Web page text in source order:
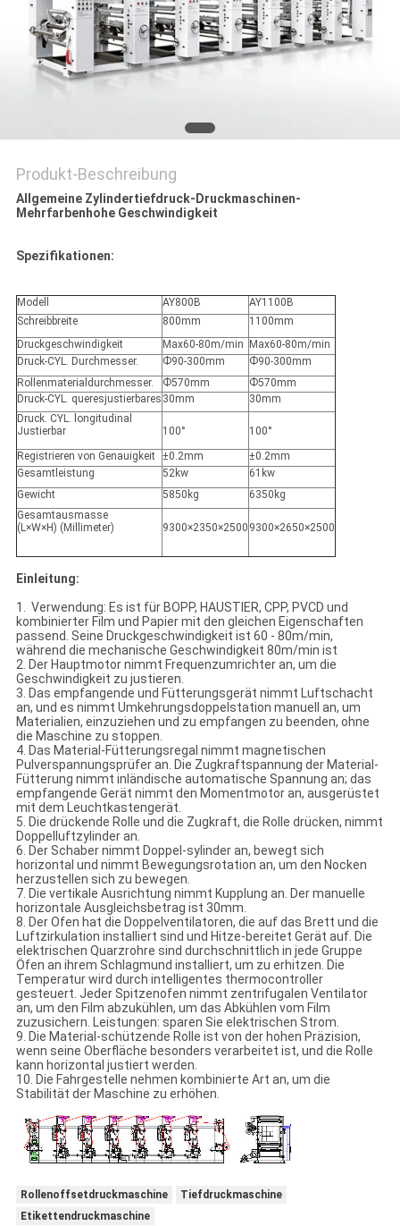
Produkt-Beschreibung
Allgemeine Zylindertiefdruck-Druckmaschinen-
Mehrfarbenhohe Geschwindigkeit
Spezifikationen:
Modell AY800B
AY1100B
Schreibbreite
800mm
1100mm
Druckgeschwindigkeit
Max60-80m/min
Max60-80m/min
Druck-CYL. Durchmesser.
Ф90-300mm
Ф90-300mm
Rollenmaterialdurchmesser.
Ф570mm
Ф570mm
Druck-CYL. queresjustierbares 30mm
30mm
Druck. CYL. longitudinal
Justierbar
100°
100°
Registrieren von Genauigkeit ±0.2mm
±0.2mm
Gesamtleistung
52kw
61kw
Gewicht
5850kg
6350kg
Gesamtausmasse
(L×W×H) (Millimeter)
9300×2350×2500 9300×2650×2500
Einleitung:
1. Verwendung: Es ist für BOPP, HAUSTIER, CPP, PVCD und
kombinierter Film und Papier mit den gleichen Eigenschaften
passend. Seine Druckgeschwindigkeit ist 60 - 80m/min,
während die mechanische Geschwindigkeit 80m/min ist
2. Der Hauptmotor nimmt Frequenzumrichter an, um die
Geschwindigkeit zu justieren.
3. Das empfangende und Fütterungsgerät nimmt Luftschacht
an, und es nimmt Umkehrungsdoppelstation manuell an, um
Materialien, einzuziehen und zu empfangen zu beenden, ohne
die Maschine zu stoppen.
4. Das Material-Fütterungsregal nimmt magnetischen
Pulverspannungsprüfer an. Die Zugkraftspannung der Material-
Fütterung nimmt inländische automatische Spannung an; das
empfangende Gerät nimmt den Momentmotor an, ausgerüstet
mit dem Leuchtkastengerät.
5. Die drückende Rolle und die Zugkraft, die Rolle drücken, nimmt
Doppelluftzylinder an.
6. Der Schaber nimmt Doppel-sylinder an, bewegt sich
horizontal und nimmt Bewegungsrotation an, um den Nocken
herzustellen sich zu bewegen.
7. Die vertikale Ausrichtung nimmt Kupplung an. Der manuelle
horizontale Ausgleichsbetrag ist 30mm.
8. Der Ofen hat die Doppelventilatoren, die auf das Brett und die
Luftzirkulation installiert sind und Hitze-bereitet Gerät auf. Die
elektrischen Quarzrohre sind durchschnittlich in jede Gruppe
Öfen an ihrem Schlagmund installiert, um zu erhitzen. Die
Temperatur wird durch intelligentes thermocontroller
gesteuert. Jeder Spitzenofen nimmt zentrifugalen Ventilator
an, um den Film abzukühlen, um das Abkühlen vom Film
zuzusichern. Leistungen: sparen Sie elektrischen Strom.
9. Die Material-schützende Rolle ist von der hohen Präzision,
wenn seine Oberfläche besonders verarbeitet ist, und die Rolle
kann horizontal justiert werden.
10. Die Fahrgestelle nehmen kombinierte Art an, um die
Stabilität der Maschine zu erhöhen.
Rollenoffsetdruckmaschine
Tiefdruckmaschine
Etikettendruckmaschine